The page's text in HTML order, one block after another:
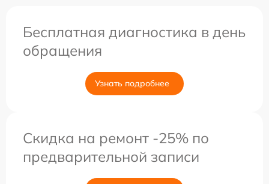
Бесплатная диагностика в день
обращения
Узнать подробнее
Скидка на ремонт -25% по
предварительной записи